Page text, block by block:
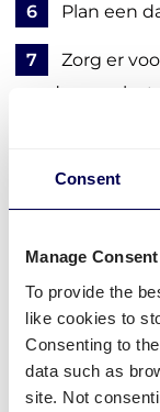
Consent
Manage Consent
To provide the
like cookies to
Consenting to
data such as
site. Not
6 Plan een
7
Zorg er
worden
Laat je
van onze
9 Volg je
belangrijke
Regel je